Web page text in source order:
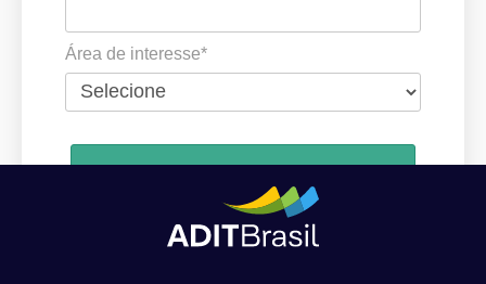
Área de interesse*
Ao se cadastrar, você concorda em receber comunicações da ADIT